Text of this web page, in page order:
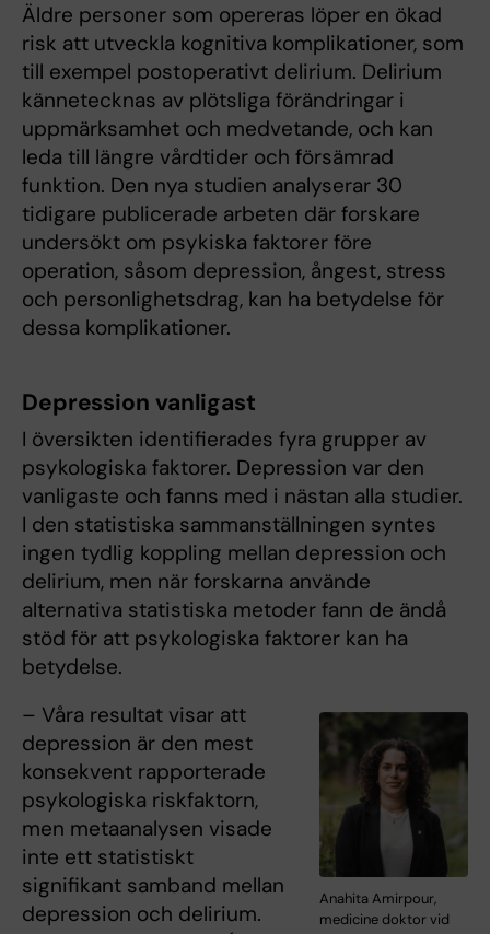
Äldre personer som opereras löper en ökad
risk att utveckla kognitiva komplikationer, som
till exempel postoperativt delirium. Delirium
kännetecknas av plötsliga förändringar i
uppmärksamhet och medvetande, och kan
leda till längre vårdtider och försämrad
funktion. Den nya studien analyserar 30
tidigare publicerade arbeten där forskare
undersökt om psykiska faktorer före
operation, såsom depression, ångest, stress
och personlighetsdrag, kan ha betydelse för
dessa komplikationer.
Depression vanligast
I översikten identifierades fyra grupper av
psykologiska faktorer. Depression var den
vanligaste och fanns med i nästan alla studier.
I den statistiska sammanställningen syntes
ingen tydlig koppling mellan depression och
delirium, men när forskarna använde
alternativa statistiska metoder fann de ändå
stöd för att psykologiska faktorer kan ha
betydelse.
Anahita Amirpour,
medicine doktor vid
– Våra resultat visar att
depression är den mest
konsekvent rapporterade
psykologiska riskfaktorn,
men metaanalysen visade
inte ett statistiskt
signifikant samband mellan
depression och delirium.